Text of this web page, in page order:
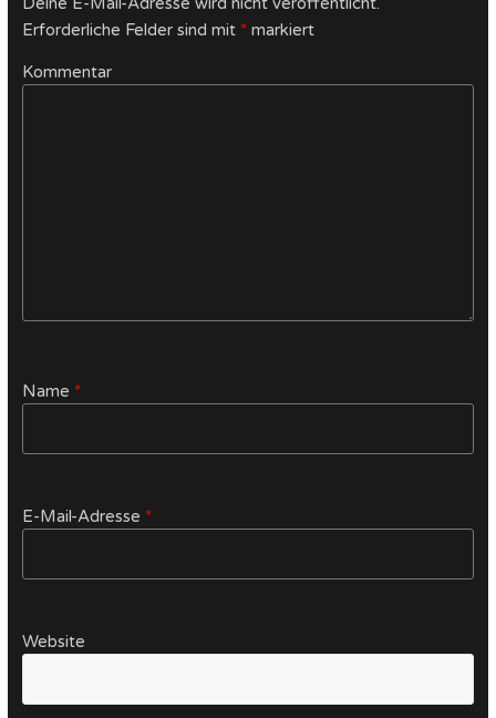
Erforderliche Felder sind mit *markiert
Kommentar
Name *
E-Mail-Adresse *
Website